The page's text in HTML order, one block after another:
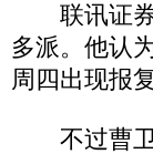
联讯证券
多派。他认
周四出现报
不过曹卫